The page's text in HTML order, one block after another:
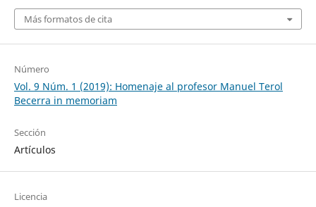
Más formatos de cita
Número
Vol. 9 Núm. 1 (2019): Homenaje al profesor Manuel Terol
Becerra in memoriam
Sección
Artículos
Licencia